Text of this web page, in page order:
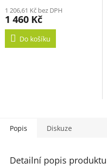
1 206,61 Kč bez DPH
1 460 Kč
Do košíku
Popis Diskuze
Detailní popis produktu